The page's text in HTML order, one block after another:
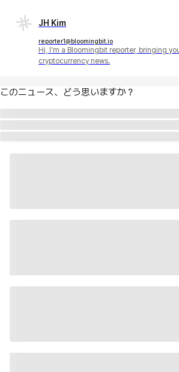
JH Kim
reporter1@bloomingbit.io
Hi, I'm a Bloomingbit reporter, bringing
cryptocurrency news.
このニュース、どう思いますか？